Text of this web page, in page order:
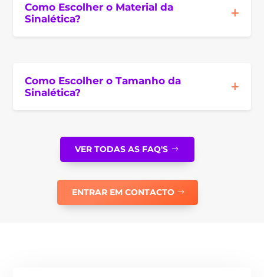
Como Escolher o Material da
Sinalética?
Como Escolher o Tamanho da
Sinalética?
VER TODAS AS FAQ'S
ENTRAR EM CONTACTO